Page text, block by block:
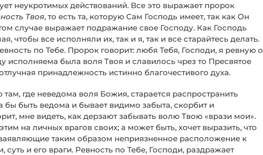
неукротимых действований. Все это выражает пророк
Твоя, то есть та, которую Сам Господь имеет, так как Он
случае выражает подражание свое Господу. Как Господь
чтобы все исполняли их, так и я, так и все старайтесь делать.
по Тебе. Пророк говорит: любя Тебя, Господи, я ревную о
исполняема была воля Твоя и славилось чрез то Пресвятое
принадлежность истинно благочестивого духа.
где неведома воля Божия, старается распространить
бы быть ведома и бывает видимо забыта, скорбит и
мне видеть, как дерзают забывать волю Твою «врази мои».
на личных врагов своих; а может быть, хочет выразить, что
таким образом неприязненное расположение к
и его враги. Ревность по Тебе, Господи, раздражает